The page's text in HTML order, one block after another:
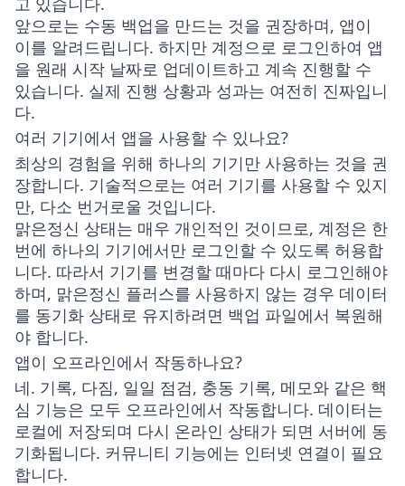
앞으로는 수동 백업을 만드는 것을 권장하며, 앱이
이를 알려드립니다. 하지만 계정으로 로그인하여 앱
을 원래 시작 날짜로 업데이트하고 계속 진행할 수
있습니다. 실제 진행 상황과 성과는 여전히 진짜입니
다.
여러 기기에서 앱을 사용할 수 있나요?
최상의 경험을 위해 하나의 기기만 사용하는 것을 권
장합니다. 기술적으로는 여러 기기를 사용할 수 있지
만, 다소 번거로울 것입니다.
맑은정신 상태는 매우 개인적인 것이므로, 계정은 한
번에 하나의 기기에서만 로그인할 수 있도록 허용합
니다. 따라서 기기를 변경할 때마다 다시 로그인해야
하며, 맑은정신 플러스를 사용하지 않는 경우 데이터
를 동기화 상태로 유지하려면 백업 파일에서 복원해
야 합니다.
앱이 오프라인에서 작동하나요?
네. 기록, 다짐, 일일 점검, 충동 기록, 메모와 같은 핵
심 기능은 모두 오프라인에서 작동합니다. 데이터는
로컬에 저장되며 다시 온라인 상태가 되면 서버에 동
기화됩니다. 커뮤니티 기능에는 인터넷 연결이 필요
합니다.